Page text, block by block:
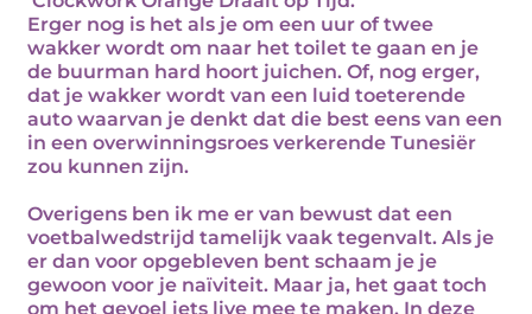
Erger nog is het als je om een uur of twee
wakker wordt om naar het toilet te gaan en je
de buurman hard hoort juichen. Of, nog erger,
dat je wakker wordt van een luid toeterende
auto waarvan je denkt dat die best eens van een
in een overwinningsroes verkerende Tunesiër
zou kunnen zijn.
Overigens ben ik me er van bewust dat een
voetbalwedstrijd tamelijk vaak tegenvalt. Als je
er dan voor opgebleven bent schaam je je
gewoon voor je naïviteit. Maar ja, het gaat toch
om het gevoel iets live mee te maken. In deze